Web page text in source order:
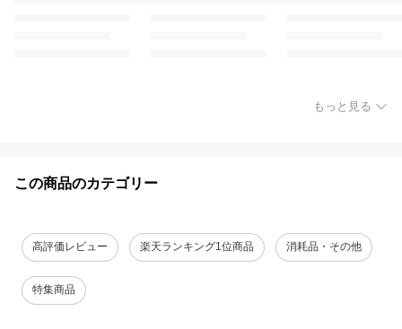
もっと見る
この商品のカテゴリー
高評価レビュー 楽天ランキング1位商品 消耗品・その他
特集商品